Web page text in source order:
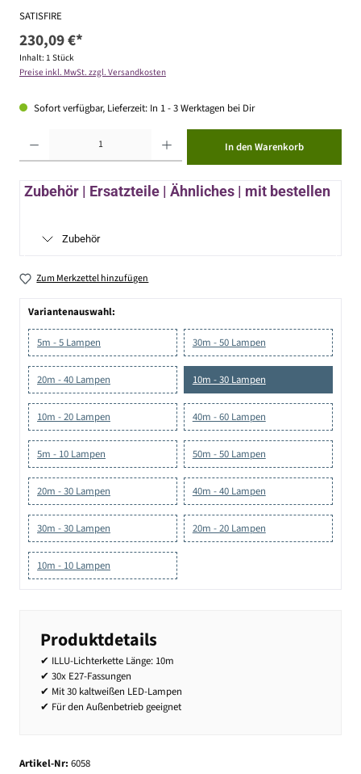
SATISFIRE
230,09 €*
Inhalt: 1 Stück
Preise inkl. MwSt. zzgl. Versandkosten
Sofort verfügbar, Lieferzeit: In 1 - 3 Werktagen bei Dir
In den Warenkorb
Zubehör | Ersatzteile | Ähnliches | mit bestellen
Zubehör
Zum Merkzettel hinzufügen
Variantenauswahl:
5m - 5 Lampen 30m - 50 Lampen
20m - 40 Lampen 10m - 30 Lampen
10m - 20 Lampen 40m - 60 Lampen
5m - 10 Lampen 50m - 50 Lampen
20m - 30 Lampen 40m - 40 Lampen
30m - 30 Lampen 20m - 20 Lampen
10m - 10 Lampen
Produktdetails
✔ ILLU-Lichterkette Länge: 10m
✔ 30x E27-Fassungen
✔ Mit 30 kaltweißen LED-Lampen
✔ Für den Außenbetrieb geeignet
Artikel-Nr: 6058